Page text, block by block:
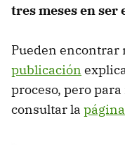
tres meses en ser
Pueden
publicación
proceso, pero
consultar la